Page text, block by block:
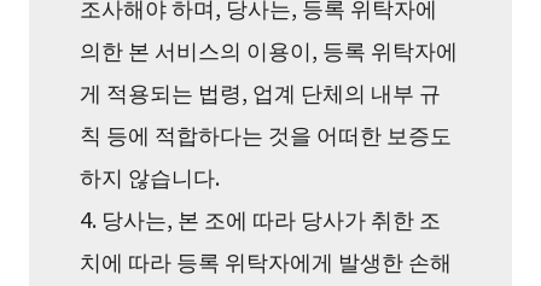
조사해야 하며, 당사는, 등록 위탁자에
의한 본 서비스의 이용이, 등록 위탁자에
게 적용되는 법령, 업계 단체의 내부 규
칙 등에 적합하다는 것을 어떠한 보증도
하지 않습니다.
4. 당사는, 본 조에 따라 당사가 취한 조
치에 따라 등록 위탁자에게 발생한 손해